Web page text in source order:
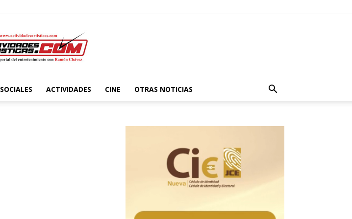
Actividadesartisticas.com
SOCIALES ACTIVIDADES CINE OTRAS NOTICIAS